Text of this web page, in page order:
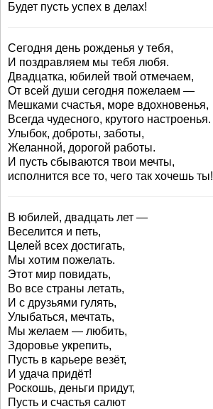
Будет пусть успех в делах!
Сегодня день рожденья у тебя,
И поздравляем мы тебя любя.
Двадцатка, юбилей твой отмечаем,
От всей души сегодня пожелаем —
Мешками счастья, море вдохновенья,
Всегда чудесного, крутого настроенья.
Улыбок, доброты, заботы,
Желанной, дорогой работы.
И пусть сбываются твои мечты,
исполнится все то, чего так хочешь ты!
В юбилей, двадцать лет —
Веселится и петь,
Целей всех достигать,
Мы хотим пожелать.
Этот мир повидать,
Во все страны летать,
И с друзьями гулять,
Улыбаться, мечтать,
Мы желаем — любить,
Здоровье укрепить,
Пусть в карьере везёт,
И удача придёт!
Роскошь, деньги придут,
Пусть и счастья салют